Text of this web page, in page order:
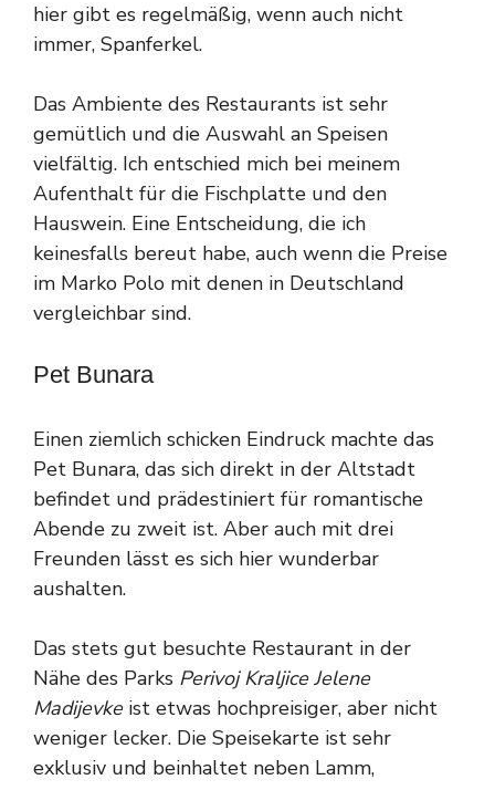
hier gibt es regelmäßig, wenn auch nicht
immer, Spanferkel.
Das Ambiente des Restaurants ist sehr
gemütlich und die Auswahl an Speisen
vielfältig. Ich entschied mich bei meinem
Aufenthalt für die Fischplatte und den
Hauswein. Eine Entscheidung, die ich
keinesfalls bereut habe, auch wenn die Preise
im Marko Polo mit denen in Deutschland
vergleichbar sind.
Pet Bunara
Einen ziemlich schicken Eindruck machte das
Pet Bunara, das sich direkt in der Altstadt
befindet und prädestiniert für romantische
Abende zu zweit ist. Aber auch mit drei
Freunden lässt es sich hier wunderbar
aushalten.
Das stets gut besuchte Restaurant in der
Nähe des Parks Perivoj Kraljice Jelene
Madijevkeist etwas hochpreisiger, aber nicht
weniger lecker. Die Speisekarte ist sehr
exklusiv und beinhaltet neben Lamm,